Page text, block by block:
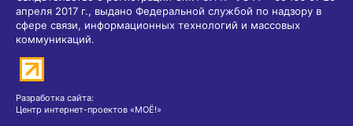
апреля 2017 г., выдано Федеральной службой по надзору в
сфере связи, информационных технологий и массовых
коммуникаций.
Разработка сайта:
Центр интернет-проектов «МОЁ!»